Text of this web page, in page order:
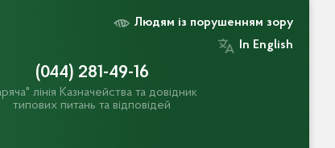
Людям із порушенням зору
In English
(044) 281-49-16
лінія Казначейства та довідник
типових питань та відповідей